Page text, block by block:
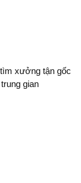
xưởng tận gốc
gian